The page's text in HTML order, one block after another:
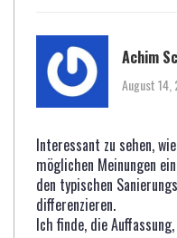
Achim
August 14,
Interessant zu sehen,
möglichen Meinungen
den typischen
differenzieren.
Ich finde, die